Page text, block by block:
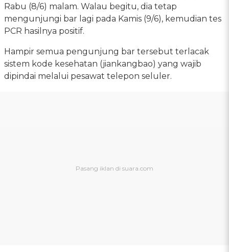
Rabu (8/6) malam. Walau begitu, dia tetap
mengunjungi bar lagi pada Kamis (9/6), kemudian tes
PCR hasilnya positif.
Hampir semua pengunjung bar tersebut terlacak
sistem kode kesehatan (jiankangbao) yang wajib
dipindai melalui pesawat telepon seluler.